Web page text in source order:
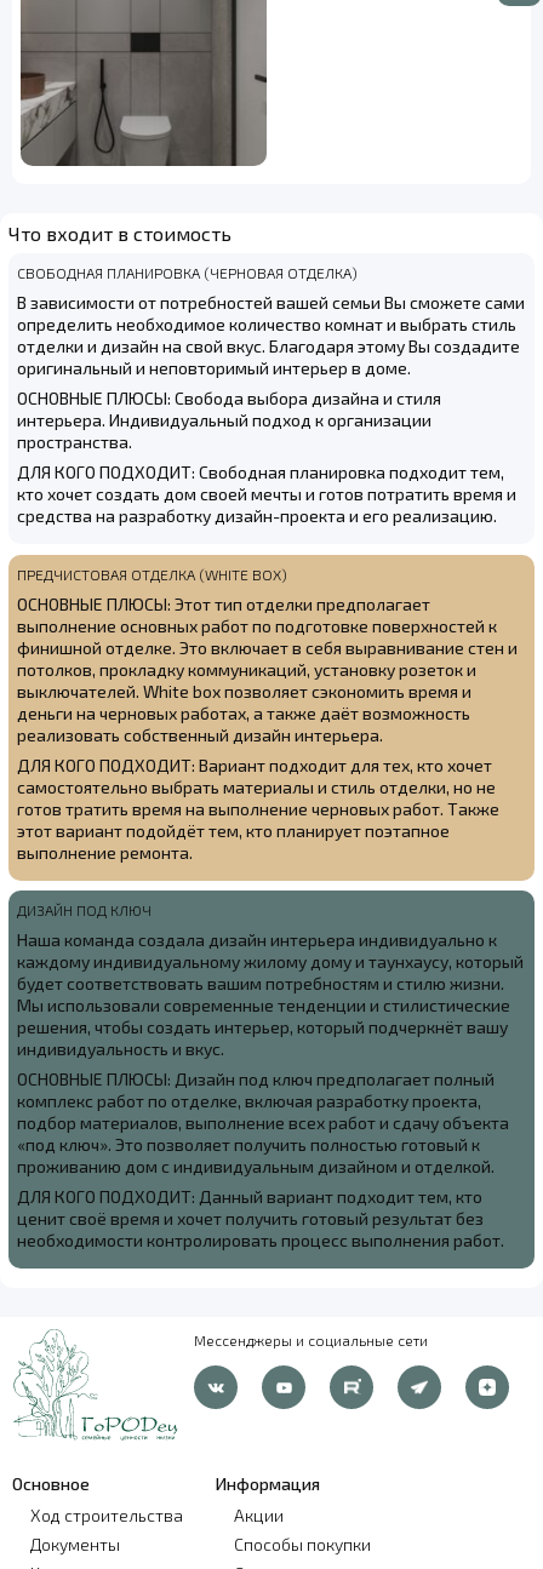
Что входит в стоимость
СВОБОДНАЯ ПЛАНИРОВКА (ЧЕРНОВАЯ ОТДЕЛКА)
В зависимости от потребностей вашей семьи Вы сможете сами
определить необходимое количество комнат и выбрать стиль
отделки и дизайн на свой вкус. Благодаря этому Вы создадите
оригинальный и неповторимый интерьер в доме.
ОСНОВНЫЕ ПЛЮСЫ: Свобода выбора дизайна и стиля
интерьера. Индивидуальный подход к организации
пространства.
ДЛЯ КОГО ПОДХОДИТ: Свободная планировка подходит тем,
кто хочет создать дом своей мечты и готов потратить время и
средства на разработку дизайн-проекта и его реализацию.
ПРЕДЧИСТОВАЯ ОТДЕЛКА (WHITE BOX)
ОСНОВНЫЕ ПЛЮСЫ: Этот тип отделки предполагает
выполнение основных работ по подготовке поверхностей к
финишной отделке. Это включает в себя выравнивание стен и
потолков, прокладку коммуникаций, установку розеток и
выключателей. White box позволяет сэкономить время и
деньги на черновых работах, а также даёт возможность
реализовать собственный дизайн интерьера.
ДЛЯ КОГО ПОДХОДИТ: Вариант подходит для тех, кто хочет
самостоятельно выбрать материалы и стиль отделки, но не
готов тратить время на выполнение черновых работ. Также
этот вариант подойдёт тем, кто планирует поэтапное
выполнение ремонта.
ДИЗАЙН ПОД КЛЮЧ
Наша команда создала дизайн интерьера индивидуально к
каждому индивидуальному жилому дому и таунхаусу, который
будет соответствовать вашим потребностям и стилю жизни.
Мы использовали современные тенденции и стилистические
решения, чтобы создать интерьер, который подчеркнёт вашу
индивидуальность и вкус.
ОСНОВНЫЕ ПЛЮСЫ: Дизайн под ключ предполагает полный
комплекс работ по отделке, включая разработку проекта,
подбор материалов, выполнение всех работ и сдачу объекта
«под ключ». Это позволяет получить полностью готовый к
проживанию дом с индивидуальным дизайном и отделкой.
ДЛЯ КОГО ПОДХОДИТ: Данный вариант подходит тем, кто
ценит своё время и хочет получить готовый результат без
необходимости контролировать процесс выполнения работ.
Мессенджеры и социальные сети
Основное
Ход строительства
Документы
Информация
Акции
Способы покупки